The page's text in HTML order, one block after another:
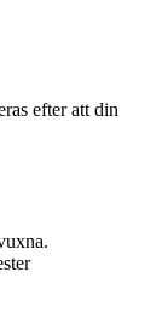
efter att din